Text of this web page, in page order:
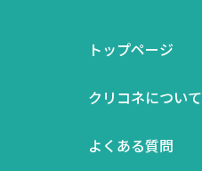
トップページ
クリコネについて
よくある質問